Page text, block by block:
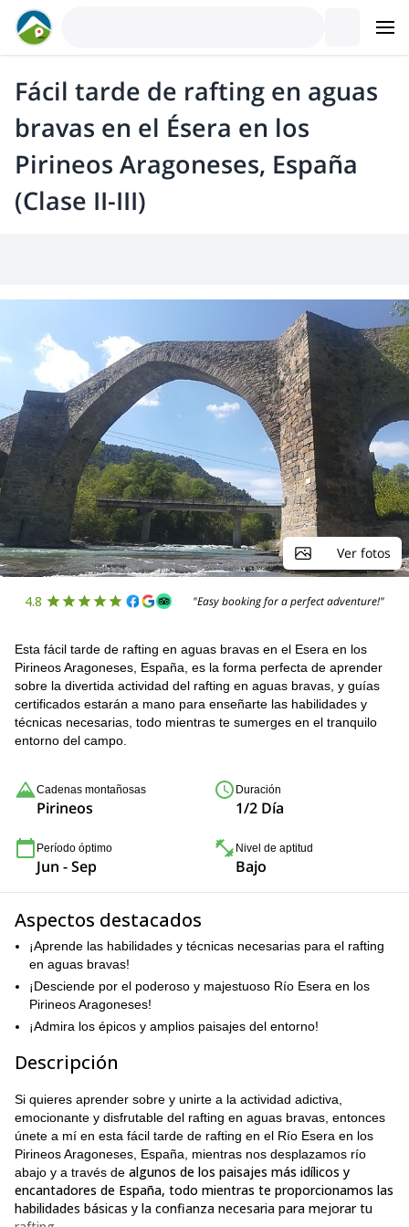
Fácil tarde de rafting en aguas
bravas en el Ésera en los
Pirineos Aragoneses, España
(Clase II-III)
Ver fotos
4.8 "Easy booking for a perfect adventure!"
Esta fácil tarde de rafting en aguas bravas en el Esera en los
Pirineos Aragoneses, España, es la forma perfecta de aprender
sobre la divertida actividad del rafting en aguas bravas, y guías
certificados estarán a mano para enseñarte las habilidades y
técnicas necesarias, todo mientras te sumerges en el tranquilo
entorno del campo.
Cadenas montañosas
Pirineos
Duración
1/2 Día
Período óptimo
Jun - Sep
Nivel de aptitud
Bajo
Aspectos destacados
¡Aprende las habilidades y técnicas necesarias para el rafting
en aguas bravas!
¡Desciende por el poderoso y majestuoso Río Esera en los
Pirineos Aragoneses!
¡Admira los épicos y amplios paisajes del entorno!
Descripción
Si quieres aprender sobre y unirte a la actividad adictiva,
emocionante y disfrutable del rafting en aguas bravas, entonces
únete a mí en esta fácil tarde de rafting en el Río Esera en los
Pirineos Aragoneses, España, mientras nos desplazamos río
abajo y a través de algunos de los paisajes más idílicos y
encantadores de España, todo mientras te proporcionamos las
habilidades básicas y la confianza necesaria para mejorar tu